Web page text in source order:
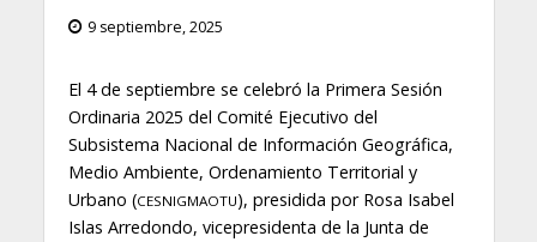
9 septiembre, 2025
El 4 de septiembre se celebró la Primera Sesión
Ordinaria 2025 del Comité Ejecutivo del
Subsistema Nacional de Información Geográfica,
Medio Ambiente, Ordenamiento Territorial y
Urbano (CESNIGMAOTU), presidida por Rosa Isabel
Islas Arredondo, vicepresidenta de la Junta de